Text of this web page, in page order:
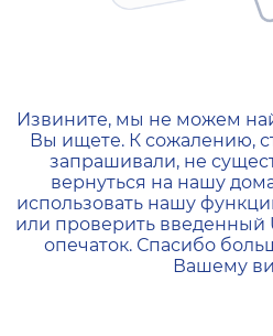
404 —
Извините, мы не можем
Вы ищете. К сожалению,
запрашивали, не
вернуться на нашу
использовать нашу
или проверить введенный
опечаток. Спасибо
Вашему